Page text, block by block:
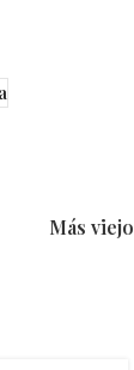
Más viejo